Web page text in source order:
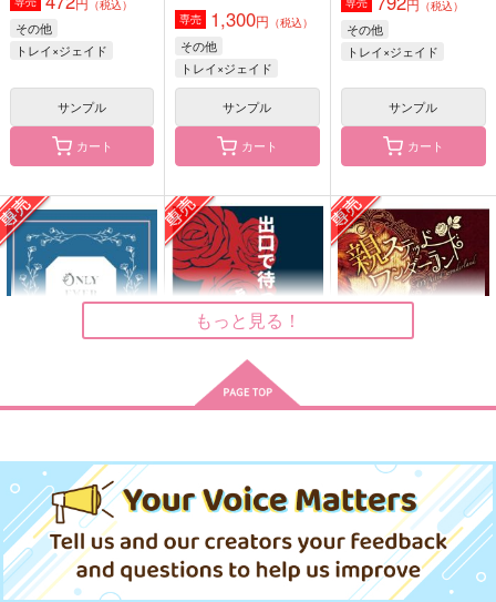
親ステッドワンダーラ
ンド
三つ葉洋菓子店
880円 （税込）
トレイ×ジェイド
恋愛学レポート
三つ葉洋菓子店
865円（税込）
トレイ×ジェイド
作品詳細
ぬぬぬぬぬぬぬぬぬぬ
ぬぬっ!!
memento
629円（税込）
（税込）
その他
トレイ×ジェイド
サンプル
カート
専売 1,300円 （税込）
その他
トレイ×ジェイド
サンプル
カート
円 （税込）
その他
トレイ×ジェイド
サンプル
カート
しっぽキリトリ注
意！
専売 1,300円 （税込）
その他
トレイ×ジェイド
言ってた
plan-A
専売 1,572円
その他
トレイ×ジェイド
ンド
三つ葉洋菓子店
専売 880円 （税込）
その他
トレイ×ジェイド
もっと見る！